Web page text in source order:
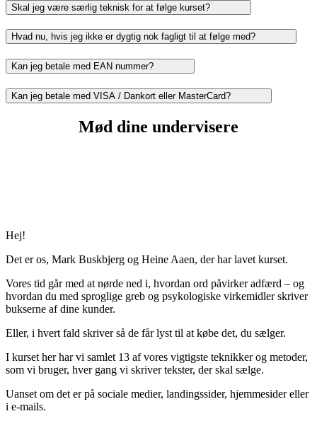
Skal jeg være særlig teknisk for at følge kurset?
Hvad nu, hvis jeg ikke er dygtig nok fagligt til at følge med?
Kan jeg betale med EAN nummer?
Kan jeg betale med VISA / Dankort eller MasterCard?
Mød dine undervisere
Hej!
Det er os, Mark Buskbjerg og Heine Aaen, der har lavet kurset.
Vores tid går med at nørde ned i, hvordan ord påvirker adfærd – og
hvordan du med sproglige greb og psykologiske virkemidler skriver
bukserne af dine kunder.
Eller, i hvert fald skriver så de får lyst til at købe det, du sælger.
I kurset her har vi samlet 13 af vores vigtigste teknikker og metoder,
som vi bruger, hver gang vi skriver tekster, der skal sælge.
Uanset om det er på sociale medier, landingssider, hjemmesider eller
i e-mails.